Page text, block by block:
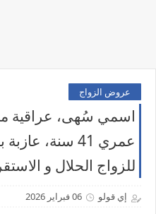
عروض الزواج
اسمي سُهى، عراقية
عمري 41 سنة،
للزواج الحلال و
إي قولو 06 فبراير 2026